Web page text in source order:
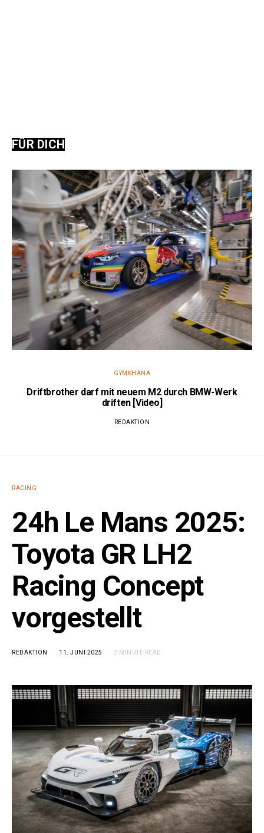
FÜR DICH
GYMKHANA
Driftbrother darf mit neuem M2 durch BMW-Werk
driften [Video]
REDAKTION
RACING
24h Le Mans 2025:
Toyota GR LH2
Racing Concept
vorgestellt
REDAKTION 11. JUNI 2025 2 MINUTE READ